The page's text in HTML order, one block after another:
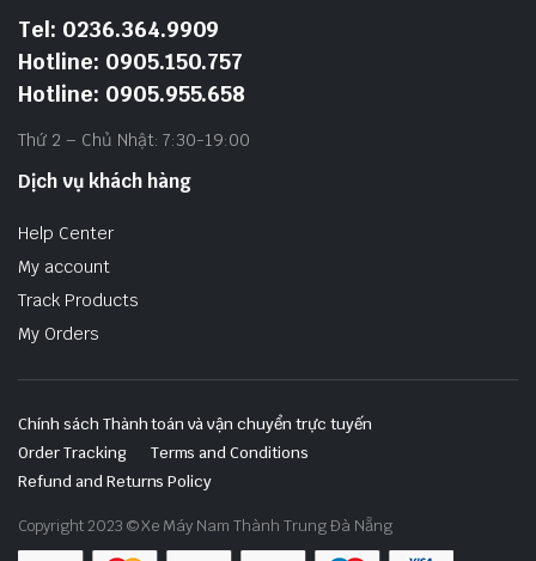
Tel: 0236.364.9909
Hotline: 0905.150.757
Hotline: 0905.955.658
Thứ 2 – Chủ Nhật: 7:30-19:00
Dịch vụ khách hàng
Help Center
My account
Track Products
My Orders
Chính sách Thành toán và vận chuyển trực tuyến
Order Tracking
Terms and Conditions
Refund and Returns Policy
Copyright 2023 © Xe Máy Nam Thành Trung Đà Nẵng